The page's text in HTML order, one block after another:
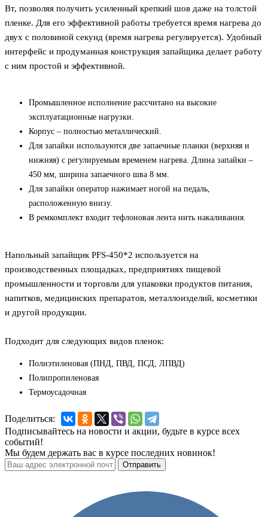
Вт, позволяя получить усиленный крепкий шов даже на толстой
пленке. Для его эффективной работы требуется время нагрева до
двух с половиной секунд (время нагрева регулируется). Удобный
интерфейс и продуманная конструкция запайщика делает работу
с ним простой и эффективной.
Промышленное исполнение рассчитано на высокие
эксплуатационные нагрузки.
Корпус – полностью металлический.
Для запайки используются две запаечные планки (верхняя и
нижняя) с регулируемым временем нагрева. Длина запайки –
450 мм, ширина запаечного шва 8 мм.
Для запайки оператор нажимает ногой на педаль,
расположенную внизу.
В ремкомплект входит тефлоновая лента нить накаливания.
Напольный запайщик PFS-450*2 используется на
производственных площадках, предприятиях пищевой
промышленности и торговли для упаковки продуктов питания,
напитков, медицинских препаратов, металлоизделий, косметики
и другой продукции.
Подходит для следующих видов пленок:
Полиэтиленовая (ПНД, ПВД, ПСД, ЛПВД)
Полипропиленовая
Термоусадочная
Поделиться:
Подписывайтесь на новости и акции, будьте в курсе всех
событий!
Мы будем держать вас в курсе последних новинок!